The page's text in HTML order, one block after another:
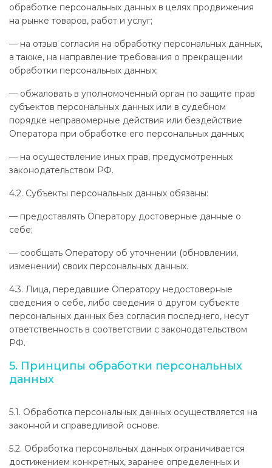
обработке персональных данных в целях продвижения
на рынке товаров, работ и услуг;
— на отзыв согласия на обработку персональных данных,
а также, на направление требования о прекращении
обработки персональных данных;
— обжаловать в уполномоченный орган по защите прав
субъектов персональных данных или в судебном
порядке неправомерные действия или бездействие
Оператора при обработке его персональных данных;
— на осуществление иных прав, предусмотренных
законодательством РФ.
4.2. Субъекты персональных данных обязаны:
— предоставлять Оператору достоверные данные о
себе;
— сообщать Оператору об уточнении (обновлении,
изменении) своих персональных данных.
4.3. Лица, передавшие Оператору недостоверные
сведения о себе, либо сведения о другом субъекте
персональных данных без согласия последнего, несут
ответственность в соответствии с законодательством
РФ.
5. Принципы обработки персональных
данных
5.1. Обработка персональных данных осуществляется на
законной и справедливой основе.
5.2. Обработка персональных данных ограничивается
достижением конкретных, заранее определенных и